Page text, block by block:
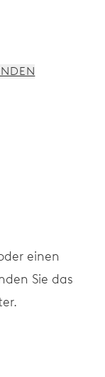
einen
Sie das